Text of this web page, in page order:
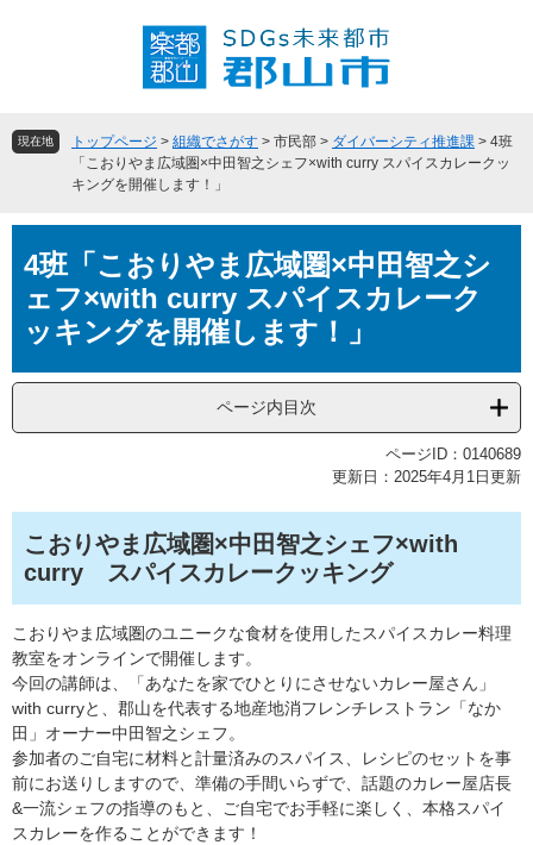
頭
飛現在地 トップページ > 組織でさがす > 市民部 > ダイバーシティ推進課 > 4班
「こおりやま広域圏×中田智之シェフ×with curry スパイスカレークッ
キングを開催します！」
文4班「こおりやま広域圏×中田智之シ
ェフ×with curry スパイスカレーク
ッキングを開催します！」
ページ内目次
ページID：0140689
更新日：2025年4月1日更新
こおりやま広域圏×中田智之シェフ×with
curry スパイスカレークッキング
こおりやま広域圏のユニークな食材を使用したスパイスカレー料理
教室をオンラインで開催します。
今回の講師は、「あなたを家でひとりにさせないカレー屋さん」
with curryと、郡山を代表する地産地消フレンチレストラン「なか
田」オーナー中田智之シェフ。
参加者のご自宅に材料と計量済みのスパイス、レシピのセットを事
前にお送りしますので、準備の手間いらずで、話題のカレー屋店長
&一流シェフの指導のもと、ご自宅でお手軽に楽しく、本格スパイ
スカレーを作ることができます！